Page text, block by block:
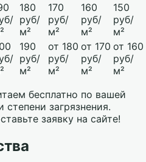
180
руб/
м²
170
руб/
м²
160
руб/
м²
150
руб/
м²
190
руб/
м²
от 180
руб/
м²
от 170
руб/
м²
от 160
руб/
м²
бесплатно по вашей
загрязнения.
заявку на сайте!